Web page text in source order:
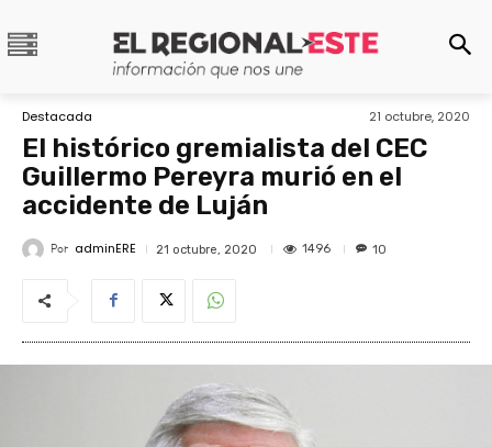
Destacada 21 octubre, 2020
El histórico gremialista del CEC
Guillermo Pereyra murió en el
accidente de Luján
Por adminERE 21 octubre, 2020 1496 10